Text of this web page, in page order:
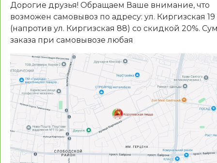
Дорогие друзья! Обращаем Ваше внимание, что
возможен самовывоз по адресу: ул. Киргизская 19
(напротив ул. Киргизская 88) со скидкой 20%.
заказа при самовывозе любая